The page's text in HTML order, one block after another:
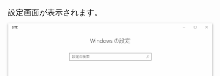
設定画面が表示されます。